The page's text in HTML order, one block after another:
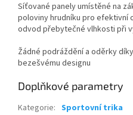
Síťované panely umístěné na
poloviny hrudníku pro efektivní
odvod přebytečné vlhkosti při
Žádné podráždění a oděrky
bezešvému designu
Doplňkové parametry
Kategorie: Sportovní trika